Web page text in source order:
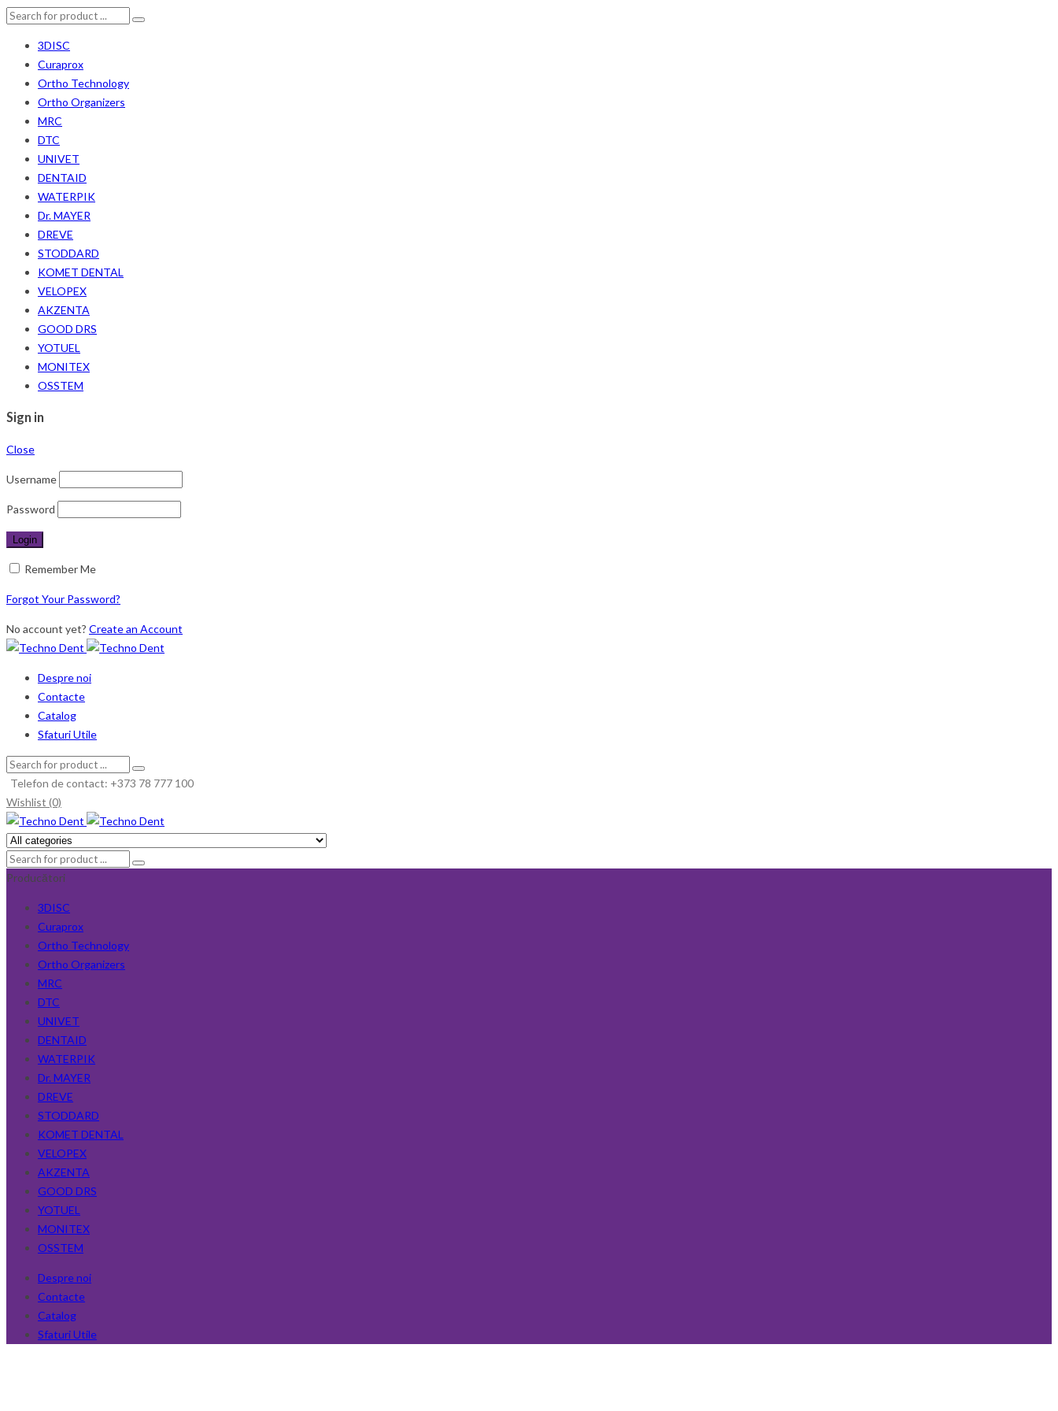
3DISC
Curaprox
Ortho Technology
Ortho Organizers
MRC
DTC
UNIVET
DENTAID
WATERPIK
Dr. MAYER
DREVE
STODDARD
KOMET DENTAL
VELOPEX
AKZENTA
GOOD DRS
YOTUEL
MONITEX
OSSTEM
Sign in
Close
Username
Password
Remember Me
Forgot Your Password?
No account yet? Create an Account
Despre noi
Contacte
Catalog
Sfaturi Utile
Telefon de contact: +373 78 777 100
Wishlist (0)
Producători
3DISC
Curaprox
Ortho Technology
Ortho Organizers
MRC
DTC
UNIVET
DENTAID
WATERPIK
Dr. MAYER
DREVE
STODDARD
KOMET DENTAL
VELOPEX
AKZENTA
GOOD DRS
YOTUEL
MONITEX
OSSTEM
Despre noi
Contacte
Catalog
Sfaturi Utile